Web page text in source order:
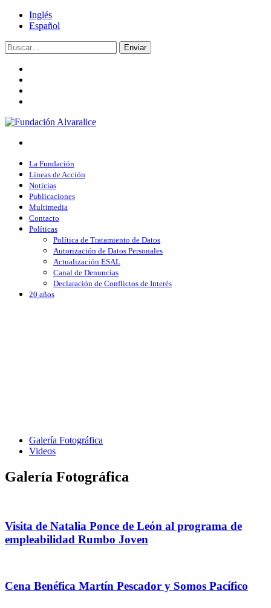
Inglés
Español
Enviar
La Fundación
Líneas de Acción
Noticias
Publicaciones
Multimedia
Contacto
Políticas
Política de Tratamiento de Datos
Autorización de Datos Personales
Actualización ESAL
Canal de Denuncias
Declaración de Conflictos de Interés
20 años
Galería Fotográfica
Videos
Galería Fotográfica
Visita de Natalia Ponce de León al programa de
empleabilidad Rumbo Joven
Cena Benéfica Martín Pescador y Somos Pacífico